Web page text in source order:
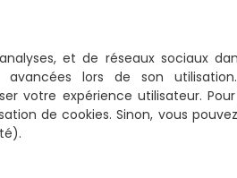
et de réseaux sociaux
avancées lors de son
votre expérience utilisateur.
de cookies.Sinon, vous
dominantes